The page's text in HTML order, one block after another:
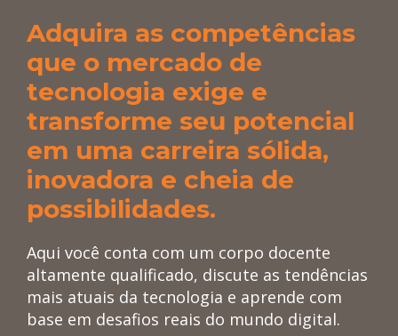
Adquira as competências
que o mercado de
tecnologia exige e
transforme seu potencial
em uma carreira sólida,
inovadora e cheia de
possibilidades.
Aqui você conta com um corpo docente
altamente qualificado, discute as tendências
mais atuais da tecnologia e aprende com
base em desafios reais do mundo digital.